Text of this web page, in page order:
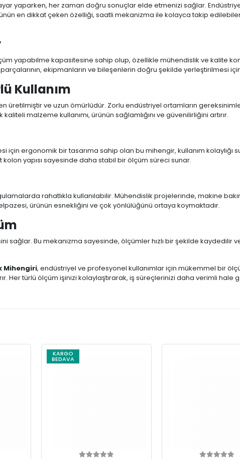
yaparken, her zaman doğru sonuçlar elde etmenizi sağlar.
en dikkat çeken özelliği, saatli mekanizma ile kolayca takip
yapabilme kapasitesine sahip olup, özellikle mühendislik ve kalite
ekipmanların ve bileşenlerin doğru şekilde yerleştirilmesi
Kullanım
üretilmiştir ve uzun ömürlüdür. Zorlu endüstriyel ortamların
malzeme kullanımı, ürünün sağlamlığını ve güvenilirliğini artırır.
ergonomik bir tasarıma sahip olan bu mihengir, kullanım kolaylığı
yapısı sayesinde daha stabil bir ölçüm süreci sunar.
rahatlıkla kullanılabilir. Mühendislik projelerinde, makine
ürünün esnekliğini ve çok yönlülüğünü ortaya koymaktadır.
sağlar. Bu mekanizma sayesinde, ölçümler hızlı bir şekilde kaydedilir
Mihengiri, endüstriyel ve profesyonel kullanımlar için mükemmel bir
Her türlü ölçüm işinizi kolaylaştırarak, iş süreçlerinizi daha verimli hale
KARGO
BEDAVA